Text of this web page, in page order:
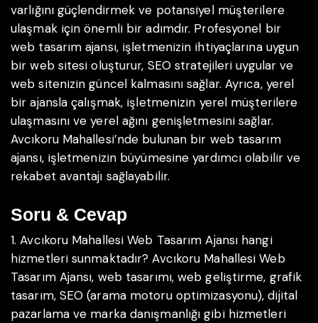
varlığını güçlendirmek ve potansiyel müşterilere
ulaşmak için önemli bir adımdır. Profesyonel bir
web tasarım ajansı, işletmenizin ihtiyaçlarına uygun
bir web sitesi oluşturur, SEO stratejileri uygular ve
web sitenizin güncel kalmasını sağlar. Ayrıca, yerel
bir ajansla çalışmak, işletmenizin yerel müşterilere
ulaşmasını ve yerel ağını genişletmesini sağlar.
Avcıkoru Mahallesi’nde bulunan bir web tasarım
ajansı, işletmenizin büyümesine yardımcı olabilir ve
rekabet avantajı sağlayabilir.
Soru & Cevap
1. Avcıkoru Mahallesi Web Tasarım Ajansı hangi
hizmetleri sunmaktadır? Avcıkoru Mahallesi Web
Tasarım Ajansı, web tasarımı, web geliştirme, grafik
tasarım, SEO (arama motoru optimizasyonu), dijital
pazarlama ve marka danışmanlığı gibi hizmetleri